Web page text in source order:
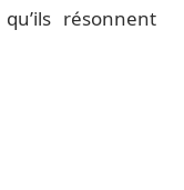
résonnent